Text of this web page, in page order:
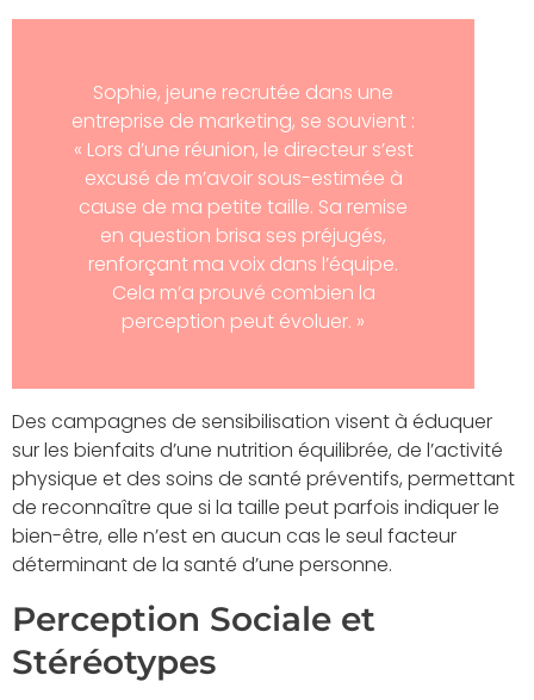
Sophie, jeune recrutée dans une
entreprise de marketing, se souvient :
« Lors d’une réunion, le directeur s’est
excusé de m’avoir sous-estimée à
cause de ma petite taille. Sa remise
en question brisa ses préjugés,
renforçant ma voix dans l’équipe.
Cela m’a prouvé combien la
perception peut évoluer. »
Des campagnes de sensibilisation visent à éduquer
sur les bienfaits d’une nutrition équilibrée, de l’activité
physique et des soins de santé préventifs, permettant
de reconnaître que si la taille peut parfois indiquer le
bien-être, elle n’est en aucun cas le seul facteur
déterminant de la santé d’une personne.
Perception Sociale et
Stéréotypes